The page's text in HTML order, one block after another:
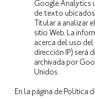
Google Analytics
de texto ubicados
Titular a analizar
sitio Web. La
acerca del uso
dirección IP) será
archivada por
Unidos.
En la página de Política